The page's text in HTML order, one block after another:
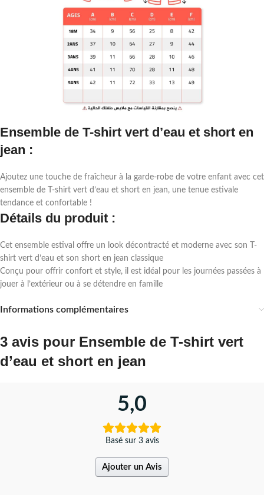
Ensemble de T-shirt vert d’eau et short en
jean :
Ajoutez une touche de fraîcheur à la garde-robe de votre enfant avec cet
ensemble de T-shirt vert d’eau et short en jean, une tenue estivale
tendance et confortable !
Détails du produit :
Cet ensemble estival offre un look décontracté et moderne avec son T-
shirt vert d’eau et son short en jean classique
Conçu pour offrir confort et style, il est idéal pour les journées passées à
jouer à l’extérieur ou à se détendre en famille
Informations complémentaires
3 avis pour Ensemble de T-shirt vert
d’eau et short en jean
5,0
Basé sur 3 avis
Ajouter un Avis